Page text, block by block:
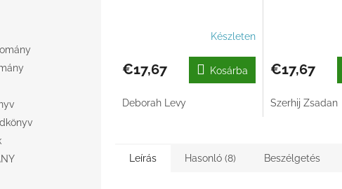
Készleten
€17,67 Kosárba
Deborah Levy
€17,67
Szerhij Zsadan
Leírás Hasonló (8) Beszélgetés